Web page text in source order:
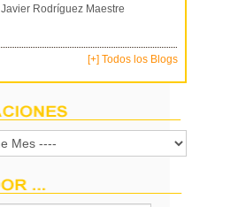
Javier Rodríguez Maestre
[+] Todos los Blogs